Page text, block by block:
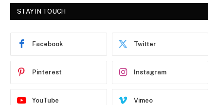
STAY IN TOUCH
Facebook Twitter
Pinterest Instagram
YouTube Vimeo